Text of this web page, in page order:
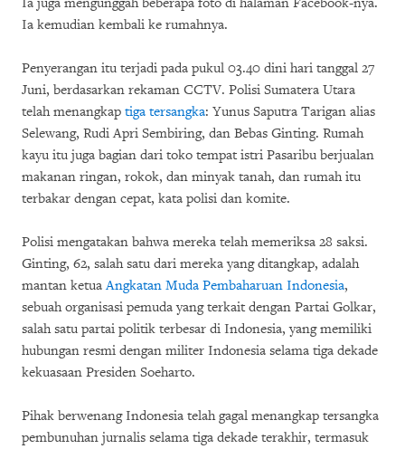
Ia kemudian kembali ke rumahnya.
Penyerangan itu terjadi pada pukul 03.40 dini hari tanggal 27
Juni, berdasarkan rekaman CCTV. Polisi Sumatera Utara
telah menangkap tiga tersangka: Yunus Saputra Tarigan alias
Selewang, Rudi Apri Sembiring, dan Bebas Ginting. Rumah
kayu itu juga bagian dari toko tempat istri Pasaribu berjualan
makanan ringan, rokok, dan minyak tanah, dan rumah itu
terbakar dengan cepat, kata polisi dan komite.
Polisi mengatakan bahwa mereka telah memeriksa 28 saksi.
Ginting, 62, salah satu dari mereka yang ditangkap, adalah
mantan ketuaAngkatan Muda Pembaharuan Indonesia,
sebuah organisasi pemuda yang terkait dengan Partai Golkar,
salah satu partai politik terbesar di Indonesia, yang memiliki
hubungan resmi dengan militer Indonesia selama tiga dekade
kekuasaan Presiden Soeharto.
Pihak berwenang Indonesia telah gagal menangkap tersangka
pembunuhan jurnalis selama tiga dekade terakhir, termasuk